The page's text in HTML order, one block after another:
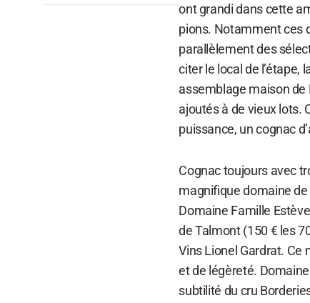
ont grandi dans cette
pions. Notamment ces
parallèlement des
citer le local de l’étape,
assemblage maison de
ajoutés à de vieux lots.
puissance, un cognac
Cognac toujours avec
magnifique domaine
Domaine Famille
de Talmont (150 € les
Vins Lionel Gardrat. Ce
et de légèreté.
subtilité du cru